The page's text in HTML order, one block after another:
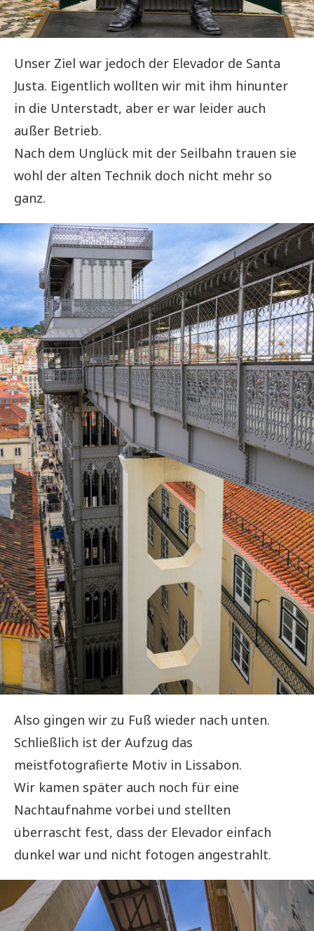
Unser Ziel war jedoch der Elevador de Santa
Justa. Eigentlich wollten wir mit ihm hinunter
in die Unterstadt, aber er war leider auch
außer Betrieb.
Nach dem Unglück mit der Seilbahn trauen sie
wohl der alten Technik doch nicht mehr so
ganz.
Also gingen wir zu Fuß wieder nach unten.
Schließlich ist der Aufzug das
meistfotografierte Motiv in Lissabon.
Wir kamen später auch noch für eine
Nachtaufnahme vorbei und stellten
überrascht fest, dass der Elevador einfach
dunkel war und nicht fotogen angestrahlt.